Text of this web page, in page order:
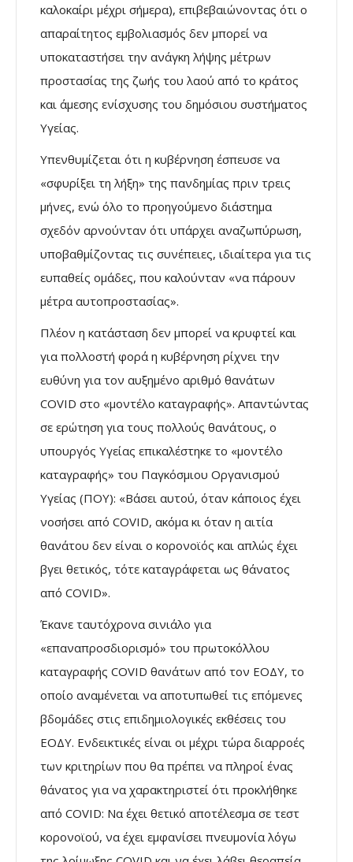
καλοκαίρι μέχρι σήμερα), επιβεβαιώνοντας ότι ο
απαραίτητος εμβολιασμός δεν μπορεί να
υποκαταστήσει την ανάγκη λήψης μέτρων
προστασίας της ζωής του λαού από το κράτος
και άμεσης ενίσχυσης του δημόσιου συστήματος
Υγείας.
Υπενθυμίζεται ότι η κυβέρνηση έσπευσε να
«σφυρίξει τη λήξη» της πανδημίας πριν τρεις
μήνες, ενώ όλο το προηγούμενο διάστημα
σχεδόν αρνούνταν ότι υπάρχει αναζωπύρωση,
υποβαθμίζοντας τις συνέπειες, ιδιαίτερα για τις
ευπαθείς ομάδες, που καλούνταν «να πάρουν
μέτρα αυτοπροστασίας».
Πλέον η κατάσταση δεν μπορεί να κρυφτεί και
για πολλοστή φορά η κυβέρνηση ρίχνει την
ευθύνη για τον αυξημένο αριθμό θανάτων
COVID στο «μοντέλο καταγραφής». Απαντώντας
σε ερώτηση για τους πολλούς θανάτους, ο
υπουργός Υγείας επικαλέστηκε το «μοντέλο
καταγραφής» του Παγκόσμιου Οργανισμού
Υγείας (ΠΟΥ): «Βάσει αυτού, όταν κάποιος έχει
νοσήσει από COVID, ακόμα κι όταν η αιτία
θανάτου δεν είναι ο κορονοϊός και απλώς έχει
βγει θετικός, τότε καταγράφεται ως θάνατος
από COVID».
Έκανε ταυτόχρονα σινιάλο για
«επαναπροσδιορισμό» του πρωτοκόλλου
καταγραφής COVID θανάτων από τον ΕΟΔΥ, το
οποίο αναμένεται να αποτυπωθεί τις επόμενες
βδομάδες στις επιδημιολογικές εκθέσεις του
ΕΟΔΥ. Ενδεικτικές είναι οι μέχρι τώρα διαρροές
των κριτηρίων που θα πρέπει να πληροί ένας
θάνατος για να χαρακτηριστεί ότι προκλήθηκε
από COVID: Να έχει θετικό αποτέλεσμα σε τεστ
κορονοϊού, να έχει εμφανίσει πνευμονία λόγω